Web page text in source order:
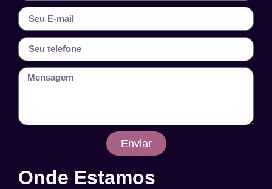
Enviar
Onde Estamos